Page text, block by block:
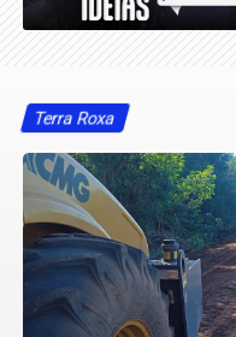
Terra Roxa